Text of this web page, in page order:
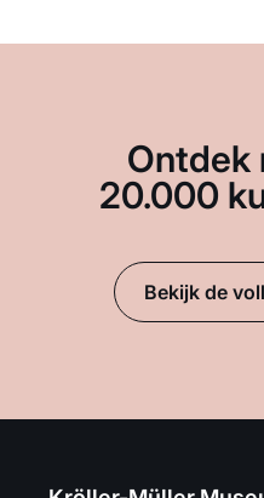
Ontdek
20.000
Bekijk de